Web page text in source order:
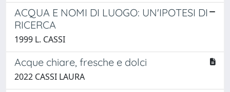
ACQUA E NOMI DI LUOGO: UN'IPOTESI DI
RICERCA
1999 L. CASSI
Acque chiare, fresche e dolci
2022 CASSI LAURA